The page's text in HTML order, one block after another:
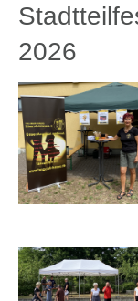
2026